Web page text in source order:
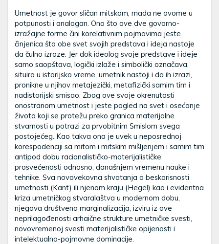
Umetnost je govor sličan mitskom, mada ne ovome u
potpunosti i analogan. Ono što ove dve govorno-
izražajne forme čini korelativnim pojmovima jeste
činjenica što obe svet svojih predstava i ideja nastoje
da čulno izraze. Jer dok ideolog svoje predstave i ideje
samo saopštava, logički izlaže i simbolički označava,
situira u istorijsko vreme, umetnik nastoji i da ih izrazi,
pronikne u njihov metajezički, metafizički samim tim i
nadistorijski smisao. Zbog ove svoje okrenutosti
onostranom umetnost i jeste pogled na svet i osećanje
života koji se protežu preko granica materijalne
stvarnosti u potrazi za prvobitnim Smislom svega
postojećeg. Kao takva ona je uvek u neposrednoj
korespodenciji sa mitom i mitskim mišljenjem i samim tim
antipod dobu racionalističko-materijalističke
prosvećenosti odnosno, današnjem vremenu nauke i
tehnike. Sva novovekovna shvatanja o beskorisnosti
umetnosti (Kant) ili njenom kraju (Hegel) kao i evidentna
kriza umetničkog stvaralaštva u modernom dobu,
njegova društvena marginalizacija, izviru iz ove
neprilagođenosti arhaične strukture umetničke svesti,
novovremenoj svesti materijalističke opijenosti i
intelektualno-pojmovne dominacije.